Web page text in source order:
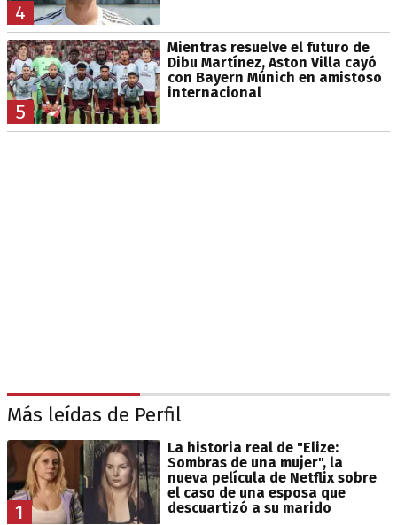
4
5
Mientras resuelve el futuro de
Dibu Martínez, Aston Villa cayó
con Bayern Múnich en amistoso
internacional
Más leídas de Perfil
1
La historia real de "Elize:
Sombras de una mujer", la
nueva película de Netflix sobre
el caso de una esposa que
descuartizó a su marido